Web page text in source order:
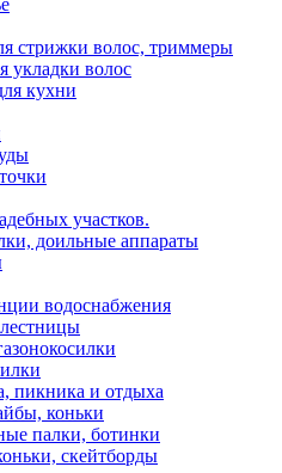
стрижки волос, триммеры
укладки волос
кухни
участков.
доильные аппараты
водоснабжения
пикника и отдыха
коньки
палки, ботинки
скейтборды